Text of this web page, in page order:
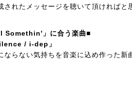
されたメッセージを聴いて頂ければと
Somethin'」に合う楽曲■
/ i-dep」
ならない気持ちを音楽に込め作った